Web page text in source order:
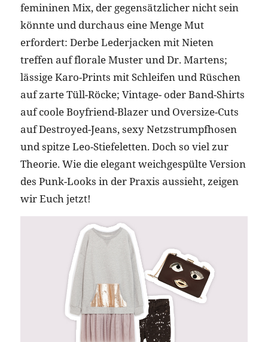
femininen Mix, der gegensätzlicher nicht sein
könnte und durchaus eine Menge Mut
erfordert: Derbe Lederjacken mit Nieten
treffen auf florale Muster und Dr. Martens;
lässige Karo-Prints mit Schleifen und Rüschen
auf zarte Tüll-Röcke; Vintage- oder Band-Shirts
auf coole Boyfriend-Blazer und Oversize-Cuts
auf Destroyed-Jeans, sexy Netzstrumpfhosen
und spitze Leo-Stiefeletten. Doch so viel zur
Theorie. Wie die elegant weichgespülte Version
des Punk-Looks in der Praxis aussieht, zeigen
wir Euch jetzt!